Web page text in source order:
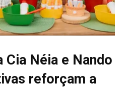
Cia Néia e Nando
reforçam a